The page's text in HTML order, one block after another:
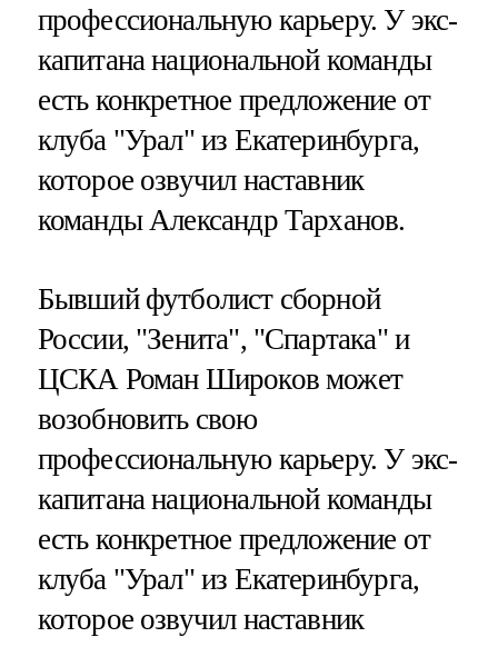
профессиональную карьеру. У экс-
капитана национальной команды
есть конкретное предложение от
клуба "Урал" из Екатеринбурга,
которое озвучил наставник
команды Александр Тарханов.
Бывший футболист сборной
России, "Зенита", "Спартака" и
ЦСКА Роман Широков может
возобновить свою
профессиональную карьеру. У экс-
капитана национальной команды
есть конкретное предложение от
клуба "Урал" из Екатеринбурга,
которое озвучил наставник